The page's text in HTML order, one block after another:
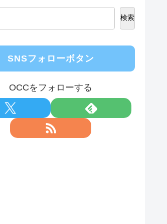
検索
SNSフォローボタン
OCCをフォローする